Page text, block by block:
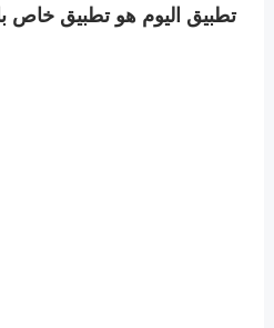
تطبيق اليوم هو تطبيق خاص